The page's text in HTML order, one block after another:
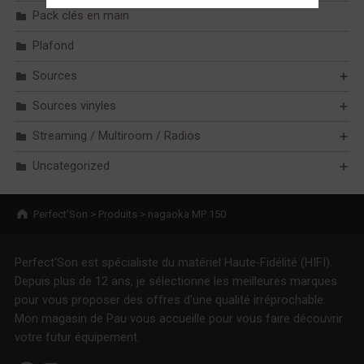
Pack clés en main
Plafond
Sources
Sources vinyles
Streaming / Multiroom / Radios
Uncategorized
Breadcrumbs navigation
Perfect’Son > Produits > nagaoka MP 150
Perfect'Son est spécialiste du matériel Haute-Fidélité (HIFI).
Depuis plus de 12 ans, je sélectionne les meilleures marques
pour vous proposer des offres d'une qualité irréprochable.
Mon magasin de Pau vous accueille pour vous faire découvrir
votre futur équipement.